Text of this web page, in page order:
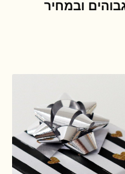
ובמחיר